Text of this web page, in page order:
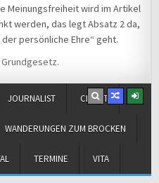
Meinungsfreiheit wird im Artikel
werden, das legt Absatz 2 da,
persönliche Ehre“ geht.
Grundgesetz.
JOURNALIST CHRIST
WANDERUNGEN ZUM BROCKEN
TERMINE VITA